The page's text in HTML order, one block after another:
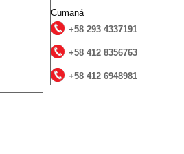
Cumaná
+58 293 4337191
+58 412 8356763
+58 412 6948981